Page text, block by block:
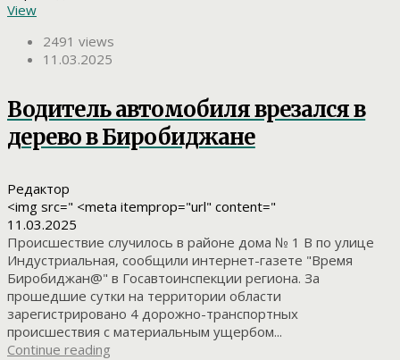
View
2491 views
11.03.2025
Водитель автомобиля врезался в
дерево в Биробиджане
Редактор
<img src=" <meta itemprop="url" content="
11.03.2025
Происшествие случилось в районе дома № 1 В по улице
Индустриальная, сообщили интернет-газете "Время
Биробиджан@" в Госавтоинспекции региона. За
прошедшие сутки на территории области
зарегистрировано 4 дорожно-транспортных
происшествия с материальным ущербом...
Continue reading